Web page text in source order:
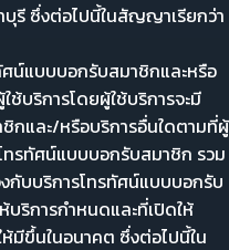
บุรี ซึ่งต่อไปนี้ในสัญญาเรียกว่า
แบบบอกรับสมาชิกและหรือ
ช้บริการโดยผู้ใช้บริการจะมี
กและ/หรือบริการอื่นใดตามที่ผู้
ทรทัศน์แบบบอกรับสมาชิก รวม
กับบริการโทรทัศน์แบบบอกรับ
บริการกำหนดและที่เปิดให้
มีขึ้นในอนาคต ซึ่งต่อไปนี้ใน